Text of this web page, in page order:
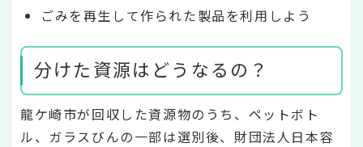
ごみを再生して作られた製品を利用しよう
分けた資源はどうなるの？
龍ケ崎市が回収した資源物のうち、ペットボト
ル、ガラスびんの一部は選別後、財団法人日本容